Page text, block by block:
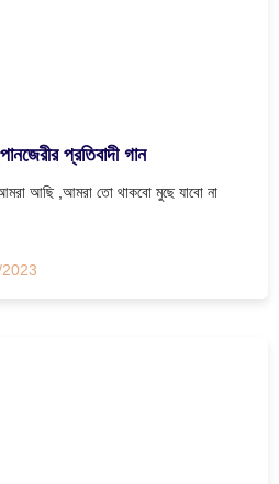
প্রতিবাদী গান
আছি ,আমরা তো থাকবো মুছে যাবো না